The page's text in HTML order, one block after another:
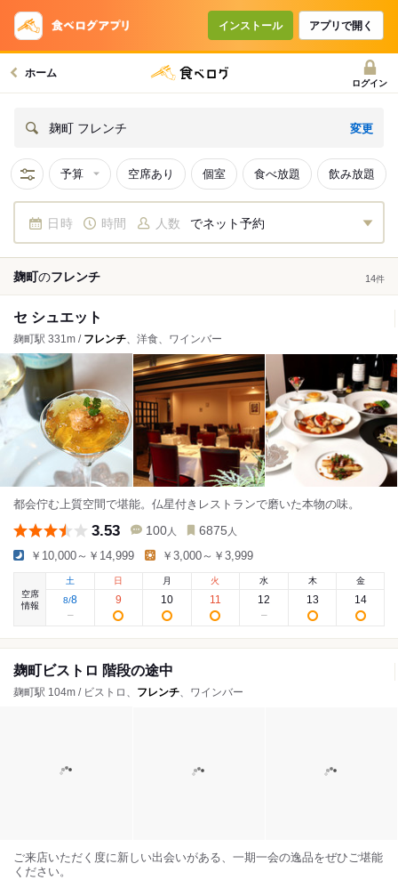
インストール アプリで開く
ホーム
ログイン
麹町 フレンチ 変更
予算 空席あり 個室 食べ放題 飲み放題
日時 時間 人数 でネット予約
麹町のフレンチ 14件
セ シュエット
麹町駅 331m / フレンチ、洋食、ワインバー
都会佇む上質空間で堪能。仏星付きレストランで磨いた本物の味。
3.53 100 人 6875 人
￥10,000～￥14,999 ￥3,000～￥3,999
空席
情報
土
8/8
日
9
月
10
火
11
水
12
木
13
金
14
麹町ビストロ 階段の途中
麹町駅 104m / ビストロ、 フレンチ、ワインバー
ご来店いただく度に新しい出会いがある、一期一会の逸品をぜひご堪能
ください。